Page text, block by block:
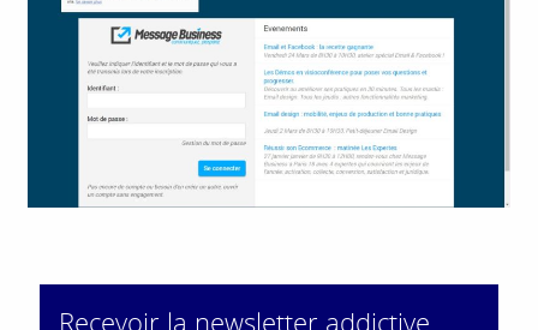
Recevoir la newsletter addictive